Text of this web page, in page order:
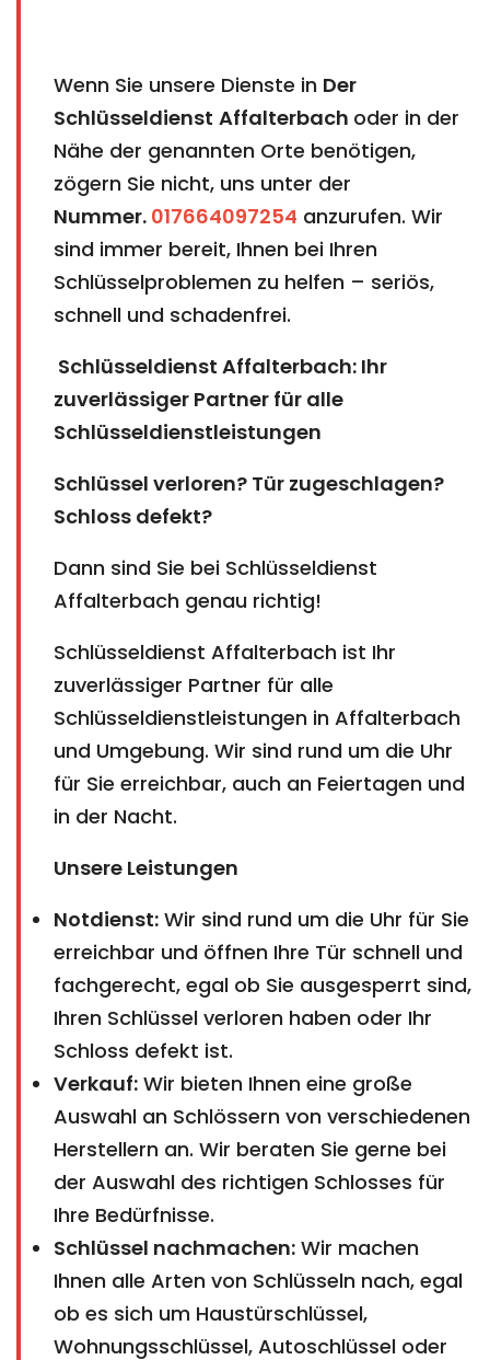
Wenn Sie unsere Dienste in Der
Schlüsseldienst Affalterbach​​​​​​​ oder in der
Nähe der genannten Orte benötigen,
zögern Sie nicht, uns unter der
Nummer. 017664097254 anzurufen. Wir
sind immer bereit, Ihnen bei Ihren
Schlüsselproblemen zu helfen – seriös,
schnell und schadenfrei.
Schlüsseldienst Affalterbach: Ihr
zuverlässiger Partner für alle
Schlüsseldienstleistungen
Schlüssel verloren? Tür zugeschlagen?
Schloss defekt?
Dann sind Sie bei Schlüsseldienst
Affalterbach genau richtig!
Schlüsseldienst Affalterbach ist Ihr
zuverlässiger Partner für alle
Schlüsseldienstleistungen in Affalterbach
und Umgebung. Wir sind rund um die Uhr
für Sie erreichbar, auch an Feiertagen und
in der Nacht.
Unsere Leistungen
Notdienst: Wir sind rund um die Uhr für Sie
erreichbar und öffnen Ihre Tür schnell und
fachgerecht, egal ob Sie ausgesperrt sind,
Ihren Schlüssel verloren haben oder Ihr
Schloss defekt ist.
Verkauf: Wir bieten Ihnen eine große
Auswahl an Schlössern von verschiedenen
Herstellern an. Wir beraten Sie gerne bei
der Auswahl des richtigen Schlosses für
Ihre Bedürfnisse.
Schlüssel nachmachen: Wir machen
Ihnen alle Arten von Schlüsseln nach, egal
ob es sich um Haustürschlüssel,
Wohnungsschlüssel, Autoschlüssel oder